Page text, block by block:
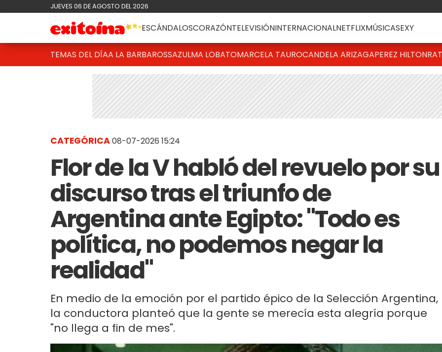
JUEVES 06 DE AGOSTO DEL 2026
ESCÁNDALOSCORAZÓNTELEVISIÓNINTERNACIONALNETFLIXMÚSICASEXY
TEMAS DEL DÍAA LA BARBAROSSAZULMA LOBATOMARCELA TAUROCANDELA ARIZAGAPEREZ HILTON
CATEGÓRICA08-07-2026 15:24
Flor de la V habló del revuelo por su
discurso tras el triunfo de
Argentina ante Egipto: "Todo es
política, no podemos negar la
realidad"
En medio de la emoción por el partido épico de la Selección Argentina,
la conductora planteó que la gente se merecía esta alegría porque
"no llega a fin de mes".